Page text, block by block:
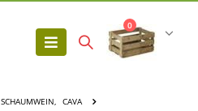
0
SCHAUMWEIN, CAVA